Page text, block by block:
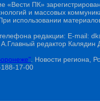
«Вести ПК»
и массовых
использовании
редакции: E-mail:
редактор
. Новости региона,
17-00